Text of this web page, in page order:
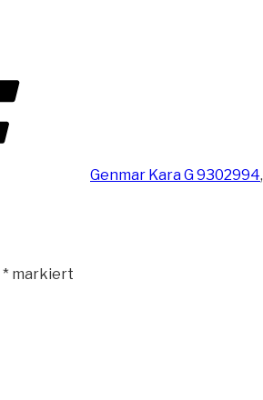
Genmar Kara G 9302994,
* markiert